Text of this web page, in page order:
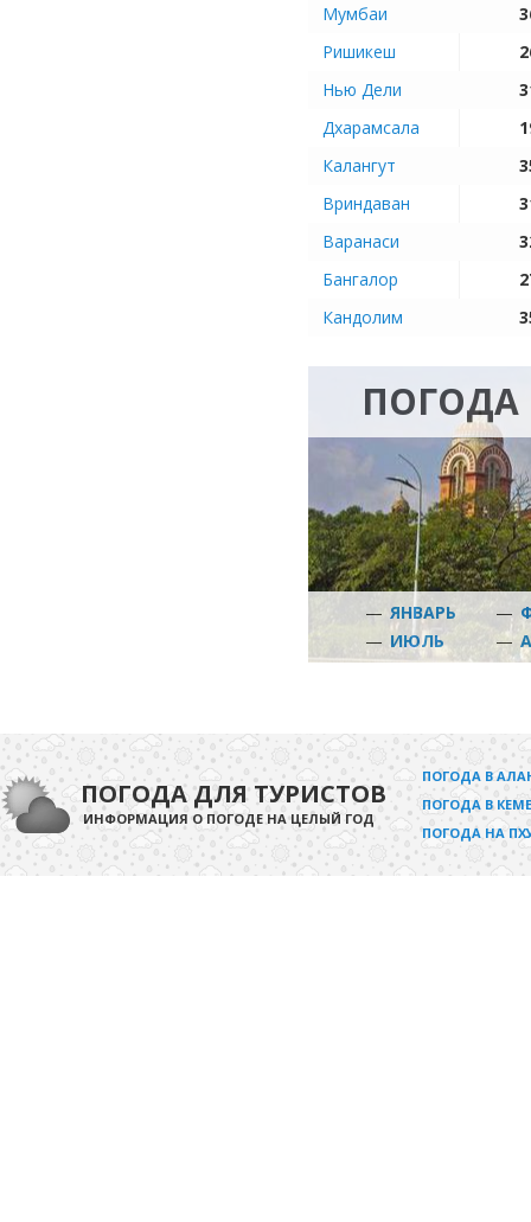
Мумбаи
Ришикеш
Нью Дели
Дхарамсала
Калангут
Вриндаван
Варанаси
Бангалор
Кандолим
ПОГОДА
— ЯНВАРЬ —
— ИЮЛЬ —
ПОГОДА ДЛЯ ТУРИСТОВ
ИНФОРМАЦИЯ О ПОГОДЕ НА ЦЕЛЫЙ ГОД
ПОГОДА В
ПОГОДА В
ПОГОДА НА